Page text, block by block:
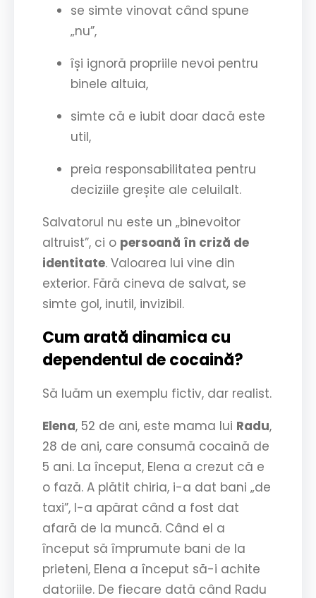
se simte vinovat când spune
„nu”,
își ignoră propriile nevoi pentru
binele altuia,
simte că e iubit doar dacă este
util,
preia responsabilitatea pentru
deciziile greșite ale celuilalt.
Salvatorul nu este un „binevoitor
altruist”, ci o persoană în criză de
identitate. Valoarea lui vine din
exterior. Fără cineva de salvat, se
simte gol, inutil, invizibil.
Cum arată dinamica cu
dependentul de cocaină?
Să luăm un exemplu fictiv, dar realist.
Elena, 52 de ani, este mama lui Radu,
28 de ani, care consumă cocaină de
5 ani. La început, Elena a crezut că e
o fază. A plătit chiria, i-a dat bani „de
taxi”, l-a apărat când a fost dat
afară de la muncă. Când el a
început să împrumute bani de la
prieteni, Elena a început să-i achite
datoriile. De fiecare dată când Radu